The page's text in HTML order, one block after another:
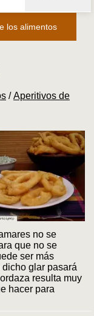
los alimentos
/Aperitivos de
no se
que no se
ser más
glar pasará
resulta muy
hacer para